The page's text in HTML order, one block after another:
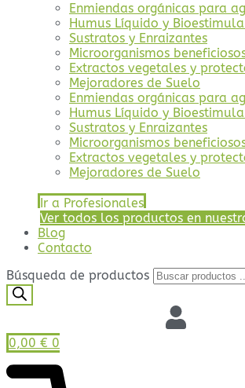
Enmiendas orgánicas para
Humus Líquido y
Sustratos y Enraizantes
Microorganismos
Extractos vegetales y
Mejoradores de Suelo
Enmiendas orgánicas para
Humus Líquido y
Sustratos y Enraizantes
Microorganismos
Extractos vegetales y
Mejoradores de Suelo
Ir a Profesionales
Ver todos los productos en
Blog
Contacto
Búsqueda de productos
0,00 € 0